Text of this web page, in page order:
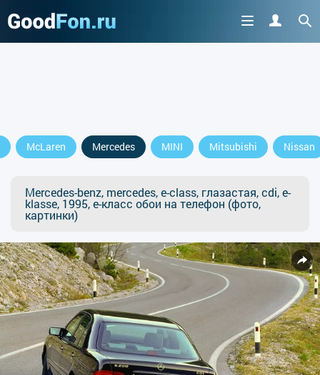
McLaren Mercedes MINI Mitsubishi Nissan
Mercedes-benz, mercedes, e-class, глазастая, cdi, e-
klasse, 1995, e-класс обои на телефон (фото,
картинки)